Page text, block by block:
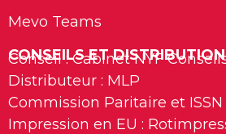
Mevo Teams
CONSEILS ET DISTRIBUTION
Conseil : Cabinet NYF
Distributeur : MLP
Commission Paritaire et ISSN
Impression en EU :